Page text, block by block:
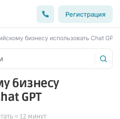
Регистрация
бизнесу использовать Chat GPT
бизнесу
GPT
≈ 12 минут